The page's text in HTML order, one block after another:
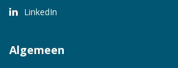
LinkedIn
Algemeen